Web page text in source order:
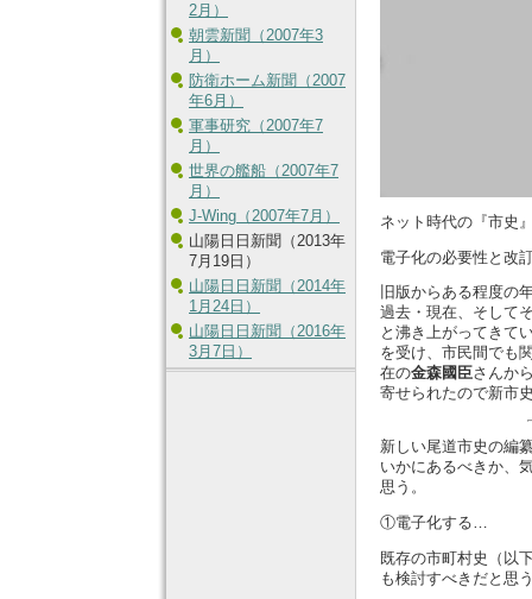
2月）
朝雲新聞（2007年3
月）
防衛ホーム新聞（2007
年6月）
軍事研究（2007年7
月）
世界の艦船（2007年7
月）
J-Wing（2007年7月）
山陽日日新聞（2013年
7月19日）
山陽日日新聞（2014年
1月24日）
山陽日日新聞（2016年
3月7日）
ネット時代の『市史
電子化の必要性と改
旧版からある程度の
過去・現在、そして
と沸き上がってきて
を受け、市民間でも
在の金森國臣さんか
寄せられたので新市
新しい尾道市史の編
いかにあるべきか、
思う。
①電子化する…
既存の市町村史（以
も検討すべきだと思